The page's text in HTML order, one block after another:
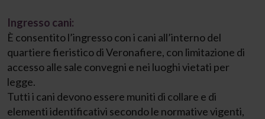
Ingresso cani:
È consentito l’ingresso con i cani all’interno del
quartiere fieristico di Veronafiere, con limitazione di
accesso alle sale convegni e nei luoghi vietati per
legge.
Tutti i cani devono essere muniti di collare e di
elementi identificativi secondo le normative vigenti,